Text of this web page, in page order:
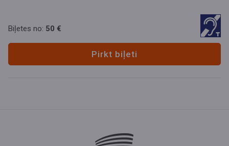
Biļetes no: 50 €
Pirkt biļeti